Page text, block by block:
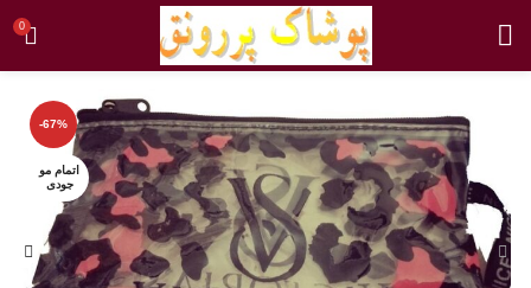
0
-67%
اتمام مو
جودی